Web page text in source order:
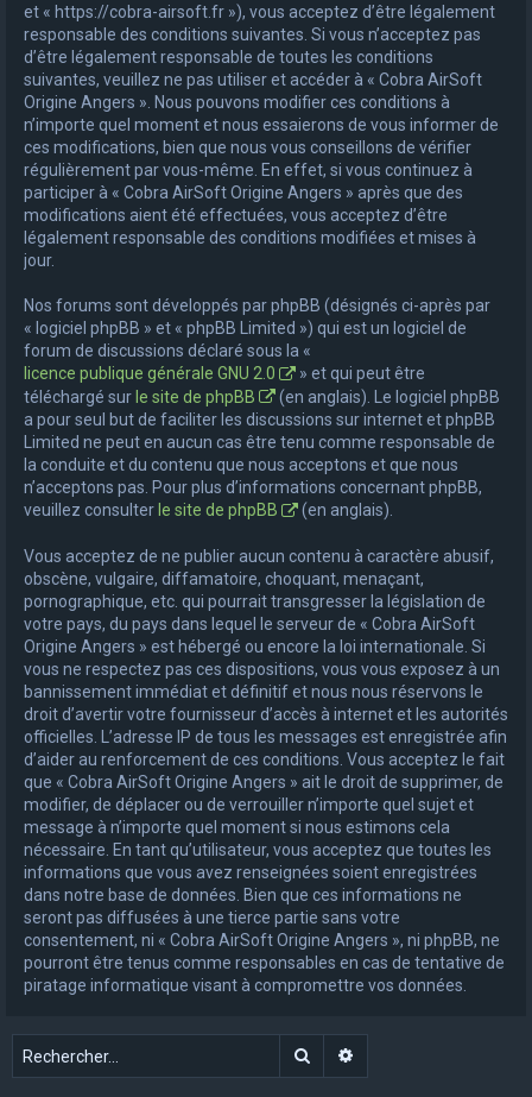
et « https://cobra-airsoft.fr »), vous acceptez d’être légalement
responsable des conditions suivantes. Si vous n’acceptez pas
d’être légalement responsable de toutes les conditions
suivantes, veuillez ne pas utiliser et accéder à « Cobra AirSoft
Origine Angers ». Nous pouvons modifier ces conditions à
n’importe quel moment et nous essaierons de vous informer de
ces modifications, bien que nous vous conseillons de vérifier
régulièrement par vous-même. En effet, si vous continuez à
participer à « Cobra AirSoft Origine Angers » après que des
modifications aient été effectuées, vous acceptez d’être
légalement responsable des conditions modifiées et mises à
jour.
Nos forums sont développés par phpBB (désignés ci-après par
« logiciel phpBB » et « phpBB Limited ») qui est un logiciel de
forum de discussions déclaré sous la «
licence publique générale GNU 2.0
» et qui peut être
téléchargé surle site de phpBB
(en anglais). Le logiciel phpBB
a pour seul but de faciliter les discussions sur internet et phpBB
Limited ne peut en aucun cas être tenu comme responsable de
la conduite et du contenu que nous acceptons et que nous
n’acceptons pas. Pour plus d’informations concernant phpBB,
veuillez consulter le site de phpBB (en anglais).
Vous acceptez de ne publier aucun contenu à caractère abusif,
obscène, vulgaire, diffamatoire, choquant, menaçant,
pornographique, etc. qui pourrait transgresser la législation de
votre pays, du pays dans lequel le serveur de « Cobra AirSoft
Origine Angers » est hébergé ou encore la loi internationale. Si
vous ne respectez pas ces dispositions, vous vous exposez à un
bannissement immédiat et définitif et nous nous réservons le
droit d’avertir votre fournisseur d’accès à internet et les autorités
officielles. L’adresse IP de tous les messages est enregistrée afin
d’aider au renforcement de ces conditions. Vous acceptez le fait
que « Cobra AirSoft Origine Angers » ait le droit de supprimer, de
modifier, de déplacer ou de verrouiller n’importe quel sujet et
message à n’importe quel moment si nous estimons cela
nécessaire. En tant qu’utilisateur, vous acceptez que toutes les
informations que vous avez renseignées soient enregistrées
dans notre base de données. Bien que ces informations ne
seront pas diffusées à une tierce partie sans votre
consentement, ni « Cobra AirSoft Origine Angers », ni phpBB, ne
pourront être tenus comme responsables en cas de tentative de
piratage informatique visant à compromettre vos données.
Rechercher